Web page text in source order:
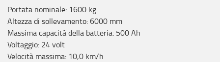
Portata nominale: 1600 kg
Altezza di sollevamento:6000 mm
Massima capacità della batteria: 500Ah
Voltaggio: 24volt
Velocità massima: 10,0 km/h